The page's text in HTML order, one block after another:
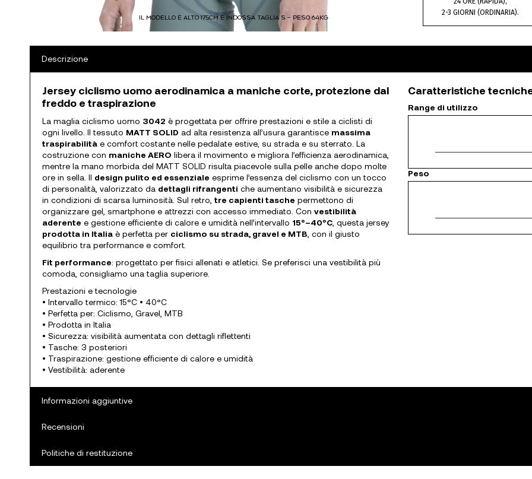
IL MODELLO È ALTO 175CM E INDOSSA TAGLIA S – PESO 64KG
2-3 GIORNI (ORDINARIA).
Descrizione
Jersey ciclismo uomo aerodinamica a maniche corte, protezione dal
freddo e traspirazione
La maglia ciclismo uomo 3042 è progettata per offrire prestazioni e stile a ciclisti di
ogni livello. Il tessuto MATT SOLID ad alta resistenza all’usura garantisce massima
traspirabilità e comfort costante nelle pedalate estive, su strada e su sterrato. La
costruzione con maniche AERO libera il movimento e migliora l’efficienza aerodinamica,
mentre la mano morbida del MATT SOLID risulta piacevole sulla pelle anche dopo molte
ore in sella. Il design pulito ed essenziale esprime l’essenza del ciclismo con un tocco
di personalità, valorizzato da dettagli rifrangenti che aumentano visibilità e sicurezza
in condizioni di scarsa luminosità. Sul retro, tre capienti tasche permettono di
organizzare gel, smartphone e attrezzi con accesso immediato. Con vestibilità
aderente e gestione efficiente di calore e umidità nell’intervallo 15°–40°C , questa jersey
prodotta in Italia è perfetta per ciclismo su strada, gravel e MTB , con il giusto
equilibrio tra performance e comfort.
Fit performance: progettato per fisici allenati e atletici. Se preferisci una vestibilità più
comoda, consigliamo una taglia superiore.
Prestazioni e tecnologie
• Intervallo termico: 15°C • 40°C
• Perfetta per: Ciclismo, Gravel, MTB
• Prodotta in Italia
• Sicurezza: visibilità aumentata con dettagli riflettenti
• Tasche: 3 posteriori
• Traspirazione: gestione efficiente di calore e umidità
• Vestibilità: aderente
Caratteristiche
Range di utilizzo
Peso
Informazioni aggiuntive
Recensioni
Politiche di restituzione